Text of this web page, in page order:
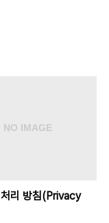
리 방침(Privacy